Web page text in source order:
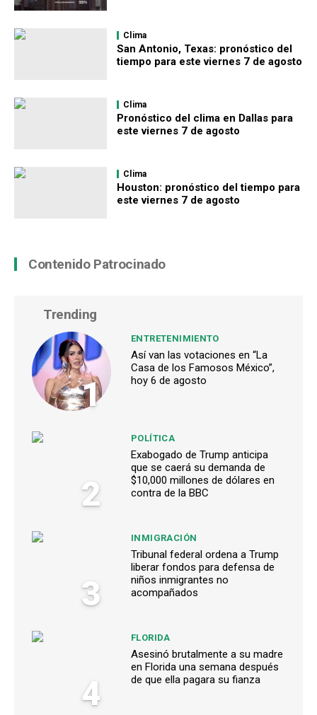
Clima
San Antonio, Texas: pronóstico del
tiempo para este viernes 7 de agosto
Clima
Pronóstico del clima en Dallas para
este viernes 7 de agosto
Clima
Houston: pronóstico del tiempo para
este viernes 7 de agosto
Contenido Patrocinado
Trending
1
ENTRETENIMIENTO
Así van las votaciones en “La
Casa de los Famosos México”,
hoy 6 de agosto
2
POLÍTICA
Exabogado de Trump anticipa
que se caerá su demanda de
$10,000 millones de dólares en
contra de la BBC
3
INMIGRACIÓN
Tribunal federal ordena a Trump
liberar fondos para defensa de
niños inmigrantes no
acompañados
4
FLORIDA
Asesinó brutalmente a su madre
en Florida una semana después
de que ella pagara su fianza